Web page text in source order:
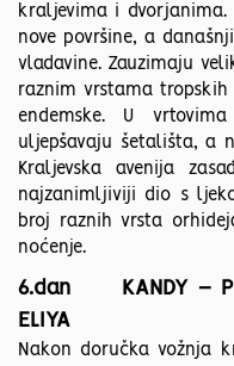
kraljevima i dvorjanima.
nove površine, a
vladavine. Zauzimaju
raznim vrstama
endemske. U
uljepšavaju šetališta, a
Kraljevska avenija
najzanimljiviji dio s
broj raznih vrsta
noćenje.
6.dan KANDY –
ELIYA
Nakon doručka vožnja